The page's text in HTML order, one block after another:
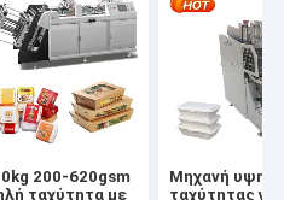
200-620gsm
ταχύτητα με
Μηχανή
ταχύτητας για